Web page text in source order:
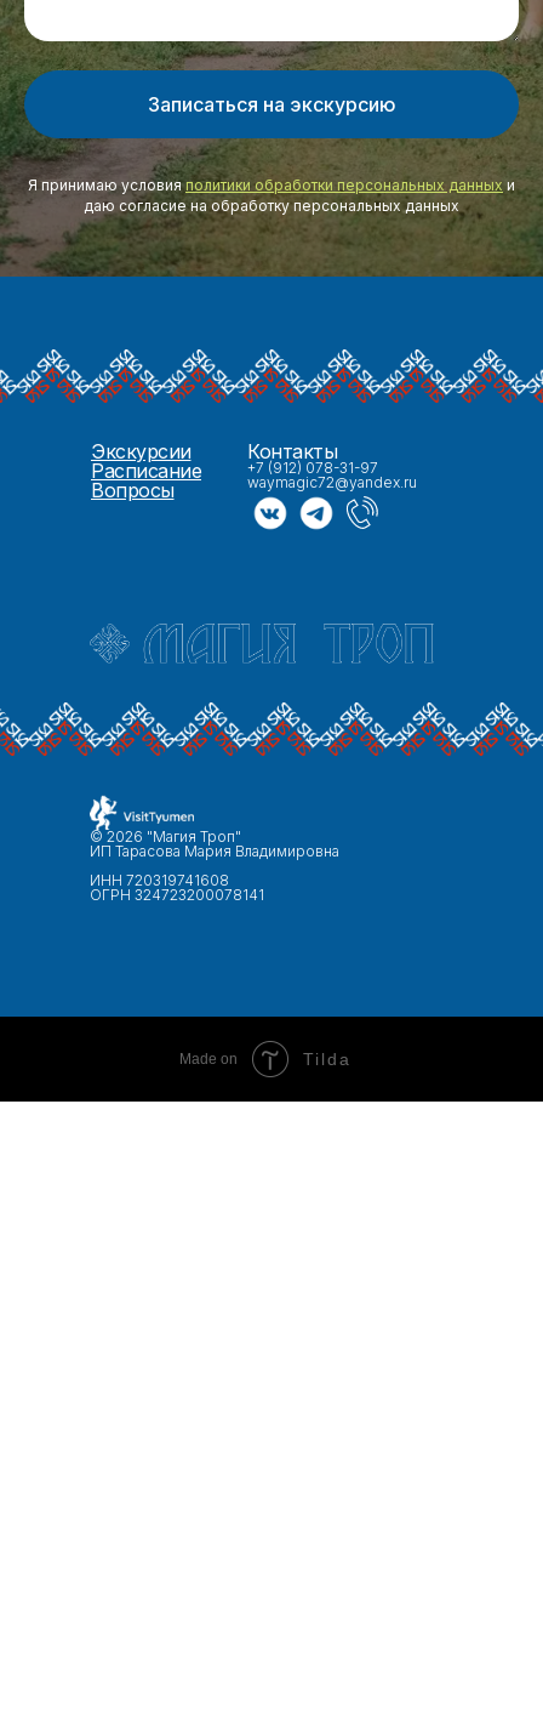
Записаться на экскурсию
Я принимаю условия политики обработки персональных данныхи
даю согласие на обработку персональных данных
Экскурсии
Расписание
Вопросы
Контакты
+7 (912) 078-31-97
waymagic72@yandex.ru
© 2026 "Магия Троп"
ИП Тарасова Мария Владимировна
ИНН 720319741608
ОГРН 324723200078141
Made on Tilda